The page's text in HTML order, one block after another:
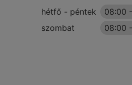
hétfő - péntek
08:00 -
szombat
08:00 -